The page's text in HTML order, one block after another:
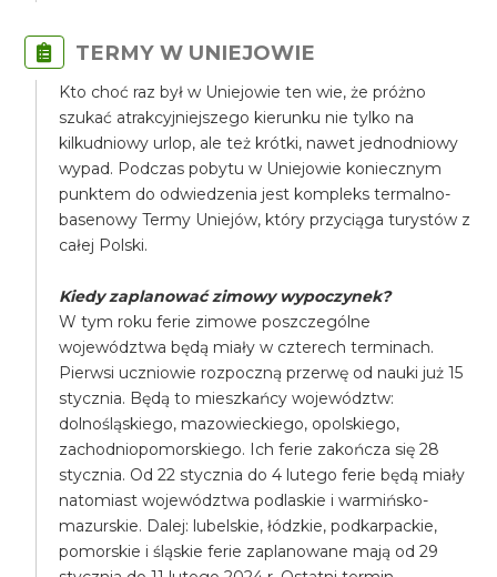
TERMY W UNIEJOWIE
Kto choć raz był w Uniejowie ten wie, że próżno
szukać atrakcyjniejszego kierunku nie tylko na
kilkudniowy urlop, ale też krótki, nawet jednodniowy
wypad. Podczas pobytu w Uniejowie koniecznym
punktem do odwiedzenia jest kompleks termalno-
basenowy Termy Uniejów, który przyciąga turystów z
całej Polski.
Kiedy zaplanować zimowy wypoczynek?
​W tym roku ferie zimowe poszczególne
województwa będą miały w czterech terminach.
Pierwsi uczniowie rozpoczną przerwę od nauki już 15
stycznia. Będą to mieszkańcy województw:
dolnośląskiego, mazowieckiego, opolskiego,
zachodniopomorskiego. Ich ferie zakończa się 28
stycznia. Od 22 stycznia do 4 lutego ferie będą miały
natomiast województwa podlaskie i warmińsko-
mazurskie. Dalej: lubelskie, łódzkie, podkarpackie,
pomorskie i śląskie ferie zaplanowane mają od 29